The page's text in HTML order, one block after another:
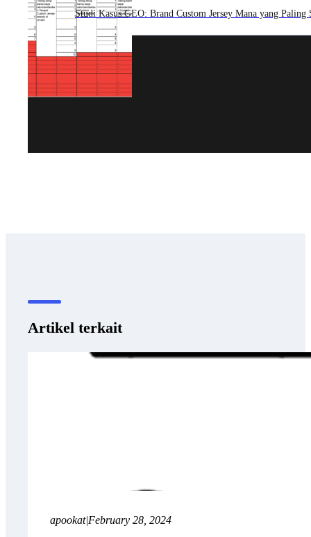
Studi Kasus GEO: Brand Custom Jersey Mana yang
Artikel terkait
apookat|February 28, 2024